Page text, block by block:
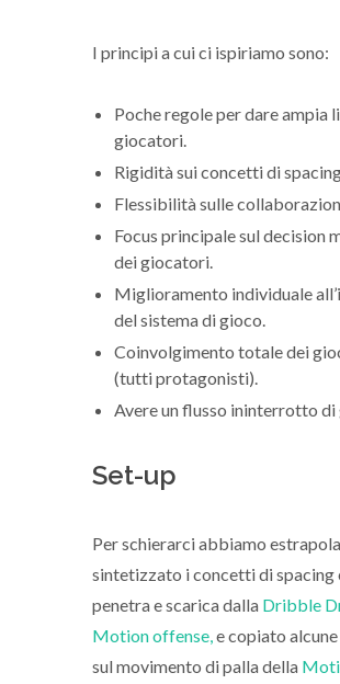
I principi a cui ci ispiriamo sono:
Poche regole per dare ampia
giocatori.
Rigidità sui concetti di
Flessibilità sulle
Focus principale sul decision
dei giocatori.
Miglioramento individuale
del sistema di gioco.
Coinvolgimento totale dei
(tutti protagonisti).
Avere un flusso ininterrotto di
Set-up
Per schierarci abbiamo
sintetizzato i concetti di spacing
penetra e scarica dalla Dribble
Motion offense, e copiato
sul movimento di palla della